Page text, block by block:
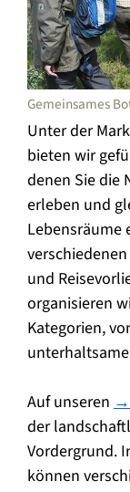
Gemeinsames
Unter der
bieten wir
denen Sie die
erleben und
Lebensräume
und
organisieren
Kategorien,
Auf unseren →
der
Vordergrund.
können